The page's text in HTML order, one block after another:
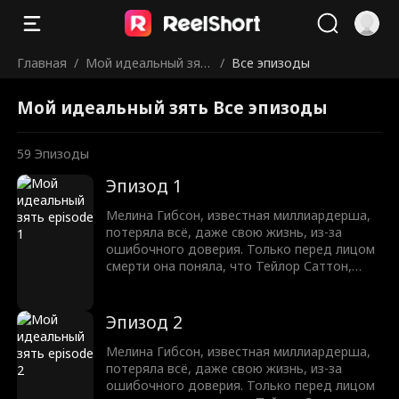
Главная / Мой идеальный зят
/ Все эпизоды
Мой идеальный зять Все эпизоды
59 Эпизоды
Эпизод 1
Мелина Гибсон, известная миллиардерша,
потеряла всё, даже свою жизнь, из-за
ошибочного доверия. Только перед лицом
смерти она поняла, что Тейлор Саттон,
зятем. Мелина переродилась и вернулась на
десять лет назад, до помолвки Милли с
Джексоном Перри, человеком, который её
убил. Тронутая добротой Тейлора в
прошлой жизни, Мелина поклялась
Эпизод 2
Мелина Гибсон, известная миллиардерша,
потеряла всё, даже свою жизнь, из-за
ошибочного доверия. Только перед лицом